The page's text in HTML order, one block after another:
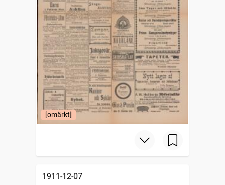
[omärkt]
1911-12-07